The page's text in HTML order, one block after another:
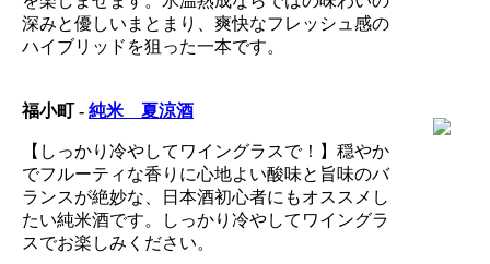
深みと優しいまとまり、爽快なフレッシュ感の
ハイブリッドを狙った一本です。
福小町 - 純米 夏涼酒
【しっかり冷やしてワイングラスで！】穏やか
でフルーティな香りに心地よい酸味と旨味のバ
ランスが絶妙な、日本酒初心者にもオススメし
たい純米酒です。しっかり冷やしてワイングラ
スでお楽しみください。